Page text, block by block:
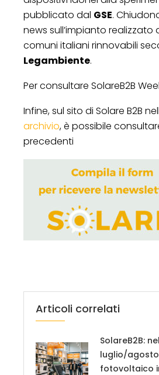
pubblicato dal GSE.
news sull’impianto realizzato
comuni italiani rinnovabili
Legambiente.
Per consultare SolareB2B
Infine, sul sito di Solare B2B
archivio, è possibile
precedenti
Articoli correlati
SolareB2B:
luglio/
fotovoltaico